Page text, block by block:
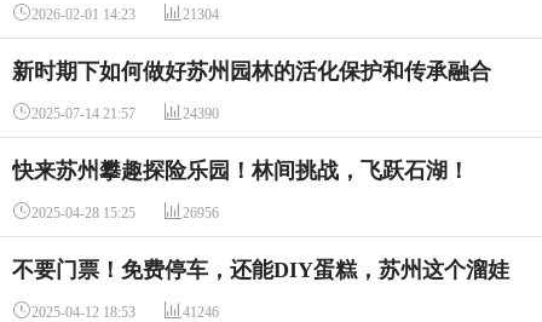
2026-02-01 14:23  21304
新时期下如何做好苏州园林的活化保护和传承融合
2025-07-14 21:57  24390
快来苏州攀趣探险乐园！林间挑战，飞跃石湖！
2025-04-28 15:25  26956
不要门票！免费停车，还能DIY蛋糕，苏州这个溜娃
的好地方藏不住了
2025-04-12 18:53  41246